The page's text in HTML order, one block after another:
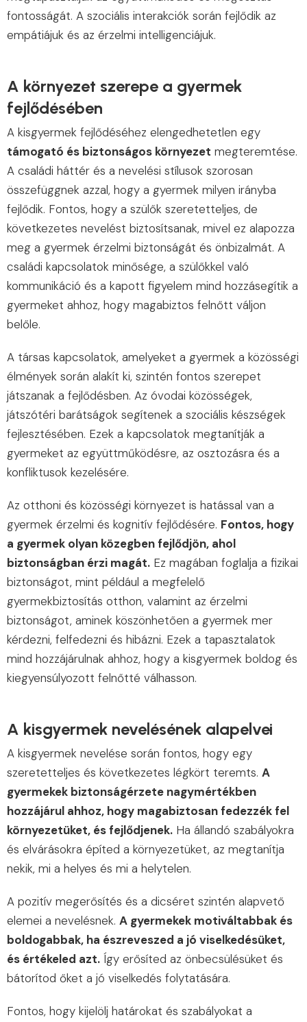
fontosságát. A szociális interakciók során fejlődik az
empátiájuk és az érzelmi intelligenciájuk.
A környezet szerepe a gyermek
fejlődésében
A kisgyermek fejlődéséhez elengedhetetlen egy
támogató és biztonságos környezet megteremtése.
A családi háttér és a nevelési stílusok szorosan
összefüggnek azzal, hogy a gyermek milyen irányba
fejlődik. Fontos, hogy a szülők szeretetteljes, de
következetes nevelést biztosítsanak, mivel ez alapozza
meg a gyermek érzelmi biztonságát és önbizalmát. A
családi kapcsolatok minősége, a szülőkkel való
kommunikáció és a kapott figyelem mind hozzásegítik a
gyermeket ahhoz, hogy magabiztos felnőtt váljon
belőle.
A társas kapcsolatok, amelyeket a gyermek a közösségi
élmények során alakít ki, szintén fontos szerepet
játszanak a fejlődésben. Az óvodai közösségek,
játszótéri barátságok segítenek a szociális készségek
fejlesztésében. Ezek a kapcsolatok megtanítják a
gyermeket az együttműködésre, az osztozásra és a
konfliktusok kezelésére.
Az otthoni és közösségi környezet is hatással van a
gyermek érzelmi és kognitív fejlődésére. Fontos, hogy
a gyermek olyan közegben fejlődjön, ahol
biztonságban érzi magát. Ez magában foglalja a fizikai
biztonságot, mint például a megfelelő
gyermekbiztosítás otthon, valamint az érzelmi
biztonságot, aminek köszönhetően a gyermek mer
kérdezni, felfedezni és hibázni. Ezek a tapasztalatok
mind hozzájárulnak ahhoz, hogy a kisgyermek boldog és
kiegyensúlyozott felnőtté válhasson.
A kisgyermek nevelésének alapelvei
A kisgyermek nevelése során fontos, hogy egy
szeretetteljes és következetes légkört teremts. A
gyermekek biztonságérzete nagymértékben
hozzájárul ahhoz, hogy magabiztosan fedezzék fel
környezetüket, és fejlődjenek. Ha állandó szabályokra
és elvárásokra építed a környezetüket, az megtanítja
nekik, mi a helyes és mi a helytelen.
A pozitív megerősítés és a dicséret szintén alapvető
elemei a nevelésnek. A gyermekek motiváltabbak és
boldogabbak, ha észreveszed a jó viselkedésüket,
és értékeled azt. Így erősíted az önbecsülésüket és
bátorítod őket a jó viselkedés folytatására.
Fontos, hogy kijelölj határokat és szabályokat a